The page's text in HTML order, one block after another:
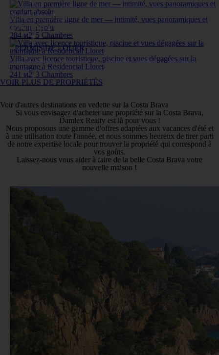
Villa en première ligne de mer — intimité, vues panoramiques et
confort absolu
284 м2| 5 Chambres
PERMIS DE LOUER
Lloret de Mar, Ref: 75253
425 000 €
Villa avec licence touristique, piscine et vues dégagées sur la
montagne à Residencial Lloret
241 м2| 3 Chambres
VOIR PLUS DE PROPRIÉTÉS
Voir d'autres destinations en vedette sur la Costa Brava
Si vous envisagez d'acheter une propriété sur la Costa Brava,
Damlex Realty est là pour vous !
Nous proposons une gamme d'offres adaptées aux vacances d'été et
à une utilisation toute l'année, et nous sommes heureux de tirer parti
de notre expertise locale pour trouver la propriété qui correspond à
vos goûts.
Laissez-nous vous aider à faire de la belle Costa Brava votre
nouvelle maison !